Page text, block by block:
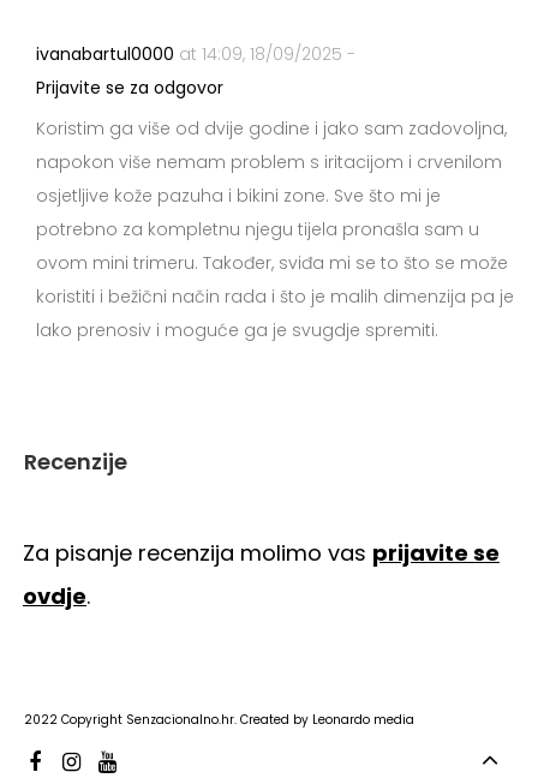
ivanabartul0000 at 14:09, 18/09/2025 -
Prijavite se za odgovor
Koristim ga više od dvije godine i jako sam zadovoljna,
napokon više nemam problem s iritacijom i crvenilom
osjetljive kože pazuha i bikini zone. Sve što mi je
potrebno za kompletnu njegu tijela pronašla sam u
ovom mini trimeru. Također, sviđa mi se to što se može
koristiti i bežični način rada i što je malih dimenzija pa je
lako prenosiv i moguće ga je svugdje spremiti.
Recenzije
Za pisanje recenzija molimo vas prijavite se
ovdje.
2022 Copyright Senzacionalno.hr. Created by Leonardo media